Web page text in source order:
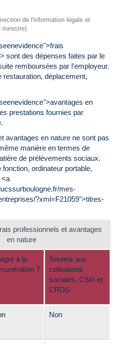
de l'information légale et
ministre)
sont des dépenses faites par le
remboursées par l'employeur.
restauration, déplacement,
en
prestations fournies par
avantages en nature ne sont pas
manière en termes de
de prélèvements sociaux.
ordinateur portable,
<a
mes-
?xml=F21059">titres-
professionnels et avantages
en nature
à la
?
Soumis aux
cotisations
sociales, CSG et
CRDS
Non